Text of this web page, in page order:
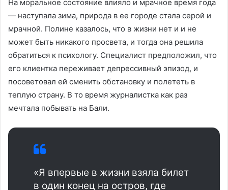
На моральное состояние влияло и мрачное время года
— наступала зима, природа в ее городе стала серой и
мрачной. Полине казалось, что в жизни нет и и не
может быть никакого просвета, и тогда она решила
обратиться к психологу. Специалист предположил, что
его клиентка переживает депрессивный эпизод, и
посоветовал ей сменить обстановку и полететь в
теплую страну. В то время журналистка как раз
мечтала побывать на Бали.
«Я впервые в жизни взяла билет
в один конец на остров, где